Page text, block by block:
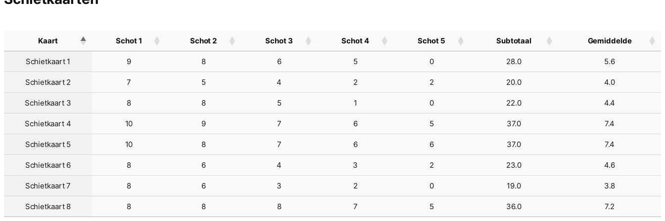
Kaart Schot 1 Schot 2 Schot 3 Schot 4 Schot 5 Subtotaal Gemiddelde
Schietkaart 1 9 8 6 5 0 28.0 5.6
Schietkaart 2 7 5 4 2 2 20.0 4.0
Schietkaart 3 8 8 5 1 0 22.0 4.4
Schietkaart 4 10 9 7 6 5 37.0 7.4
Schietkaart 5 10 8 7 6 6 37.0 7.4
Schietkaart 6 8 6 4 3 2 23.0 4.6
Schietkaart 7 8 6 3 2 0 19.0 3.8
Schietkaart 8 8 8 8 7 5 36.0 7.2